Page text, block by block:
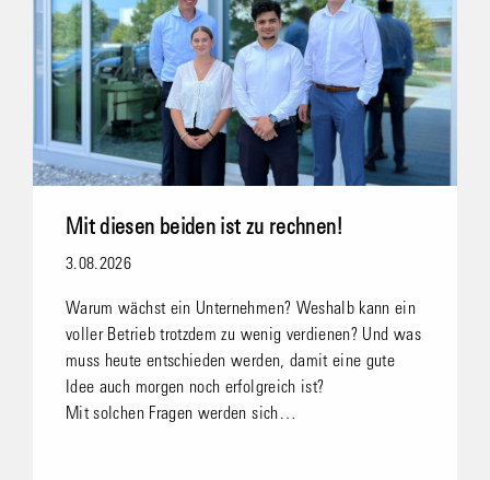
Mit diesen beiden ist zu rechnen!
3.08.2026
Warum wächst ein Unternehmen? Weshalb kann ein
voller Betrieb trotzdem zu wenig verdienen? Und was
muss heute entschieden werden, damit eine gute
Idee auch morgen noch erfolgreich ist?
Mit solchen Fragen werden sich…